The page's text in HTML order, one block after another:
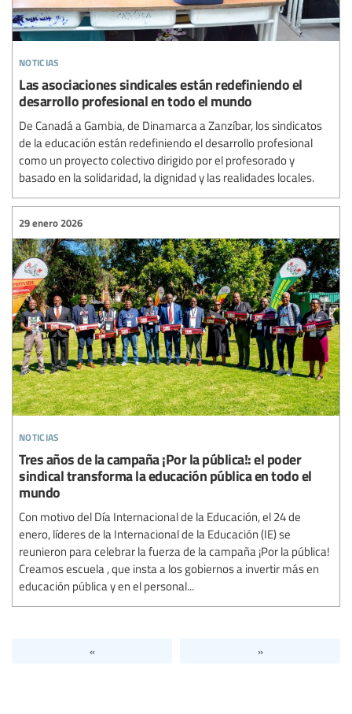
noticias
Las asociaciones sindicales están redefiniendo el
desarrollo profesional en todo el mundo
De Canadá a Gambia, de Dinamarca a Zanzíbar, los sindicatos
de la educación están redefiniendo el desarrollo profesional
como un proyecto colectivo dirigido por el profesorado y
basado en la solidaridad, la dignidad y las realidades locales.
noticias
29 enero 2026
Tres años de la campaña ¡Por la pública!: el poder
sindical transforma la educación pública en todo el
mundo
Con motivo del Día Internacional de la Educación, el 24 de
enero, líderes de la Internacional de la Educación (IE) se
reunieron para celebrar la fuerza de la campaña ¡Por la pública!
Creamos escuela , que insta a los gobiernos a invertir más en
educación pública y en el personal...
« »